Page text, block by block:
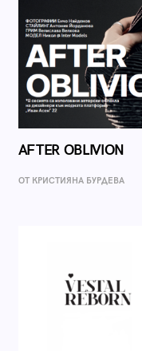
AFTER OBLIVION
ОТ КРИСТИЯНА БУРДЕВА